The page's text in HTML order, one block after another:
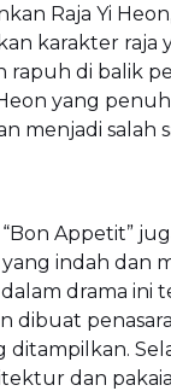
Raja Yi
karakter raja
rapuh di balik
yang
menjadi salah
Appetit”
indah dan
drama ini
dibuat
ditampilkan.
dan